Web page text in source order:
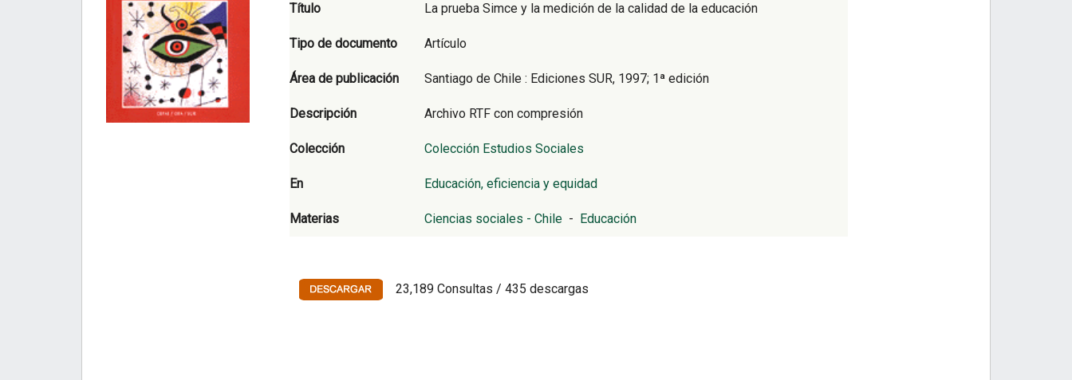
Título La prueba Simce y la medición de la calidad de la educación
Tipo de documento Artículo
Área de publicación Santiago de Chile : Ediciones SUR, 1997; 1ª edición
Descripción Archivo RTF con compresión
Colección Colección Estudios Sociales
En Educación, eficiencia y equidad
Materias Ciencias sociales - Chile - Educación
23,189 Consultas / 435 descargas